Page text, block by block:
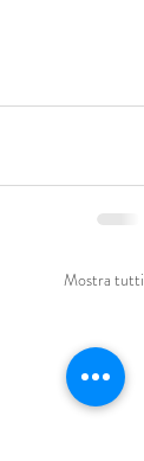
Mostra tutti